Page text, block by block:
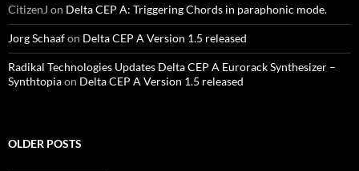
CitizenJ on Delta CEP A: Triggering Chords in paraphonic mode.
Jorg Schaafon Delta CEP A Version 1.5 released
Radikal Technologies Updates Delta CEP A Eurorack Synthesizer –
Synthtopiaon Delta CEP A Version 1.5 released
OLDER POSTS